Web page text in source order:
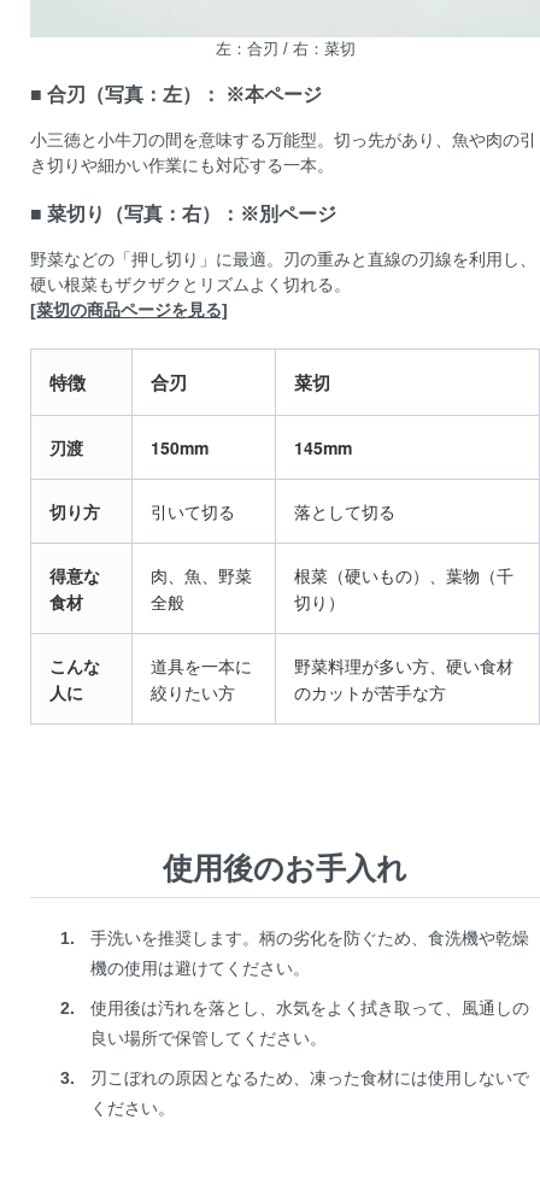
左：合刃 / 右：菜切
■ 合刃（写真：左）： ※本ページ
小三徳と小牛刀の間を意味する万能型。切っ先があり、魚や肉の引
き切りや細かい作業にも対応する一本。
■ 菜切り（写真：右）：※別ページ
野菜などの「押し切り」に最適。刃の重みと直線の刃線を利用し、
硬い根菜もザクザクとリズムよく切れる。
[菜切の商品ページを見る]
特徴 合刃 菜切
刃渡 150mm 145mm
切り方 引いて切る 落として切る
得意な
食材
肉、魚、野菜
全般
根菜（硬いもの）、葉物（千
切り）
こんな
人に
道具を一本に
絞りたい方
野菜料理が多い方、硬い食材
のカットが苦手な方
使用後のお手入れ
手洗いを推奨します。柄の劣化を防ぐため、食洗機や乾燥
機の使用は避けてください。
使用後は汚れを落とし、水気をよく拭き取って、風通しの
良い場所で保管してください。
刃こぼれの原因となるため、凍った食材には使用しないで
ください。